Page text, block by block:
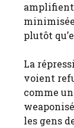
amplifient
plutôt
La
voient
comme
les gens